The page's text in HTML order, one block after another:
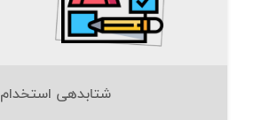
شتابدهی استخدام